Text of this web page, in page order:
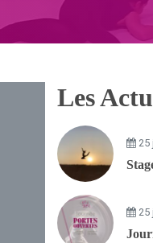
Les
25
25